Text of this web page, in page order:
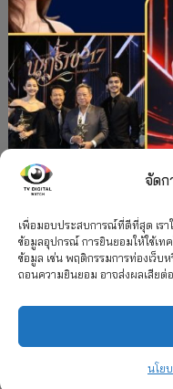
จัดก
เพื่อมอบประสบการณ์ที่ดีที่สุด เรา
ข้อมูลอุปกรณ์ การยินยอมให้ใช้เท
ข้อมูล เช่น พฤติกรรมการท่องเว็บ
ถอนความยินยอม อาจส่งผลเสีย
นโย
”คุณพี่เจ้าขาดิฉันเ
เพียบ จาก 8 เวที
2026 TV
รวมเรตติ้ง